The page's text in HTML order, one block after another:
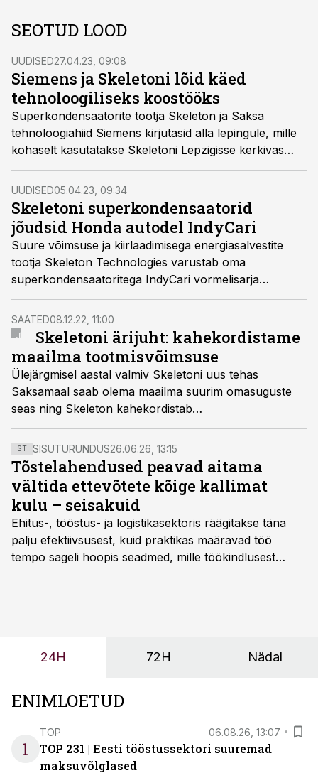
SEOTUD LOOD
UUDISED27.04.23, 09:08
Siemens ja Skeletoni lõid käed
tehnoloogiliseks koostööks
Superkondensaatorite tootja Skeleton ja Saksa
tehnoloogiahiid Siemens kirjutasid alla lepingule, mille
kohaselt kasutatakse Skeletoni Lepzigisse kerkivas
tehases Siemensi tehnoloogiat.
UUDISED05.04.23, 09:34
Skeletoni superkondensaatorid
jõudsid Honda autodel IndyCari
Suure võimsuse ja kiirlaadimisega energiasalvestite
tootja Skeleton Technologies varustab oma
superkondensaatoritega IndyCari vormelisarja
avaetapil esitletud Honda CR-V Hybrid Racerit.
SAATED08.12.22, 11:00
Skeletoni ärijuht: kahekordistame
maailma tootmisvõimsuse
Ülejärgmisel aastal valmiv Skeletoni uus tehas
Saksamaal saab olema maailma suurim omasuguste
seas ning Skeleton kahekordistab
superkondensaatorite tootmisvõimsuse maailmas,
ütles saates Energiatund Skeletoni ärijuht Ants Vill.
ST SISUTURUNDUS26.06.26, 13:15
Tõstelahendused peavad aitama
vältida ettevõtete kõige kallimat
kulu – seisakuid
Ehitus-, tööstus- ja logistikasektoris räägitakse täna
palju efektiivsusest, kuid praktikas määravad töö
tempo sageli hoopis seadmed, mille töökindlusest
24H 72H Nädal
ENIMLOETUD
1
TOP 06.08.26, 13:07
TOP 231 | Eesti tööstussektori suuremad
maksuvõlglased